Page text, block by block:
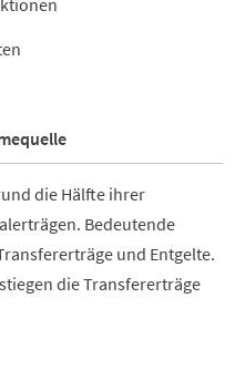
die Hälfte ihrer
Bedeutende
und Entgelte.
die Transfererträge